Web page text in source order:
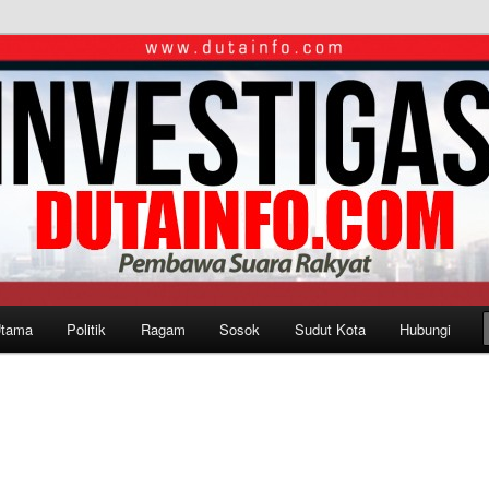
Politik Ragam Sosok Sudut Kota Hubungi